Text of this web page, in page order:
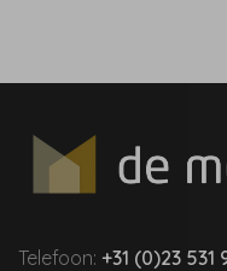
Telefoon: +31 (0)23 531